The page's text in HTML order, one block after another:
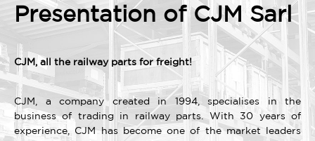
Presentation of CJM Sarl
CJM, all the railway parts for freight!
CJM, a company created in 1994, specialises in the
business of trading in railway parts. With 30 years of
experience, CJM has become one of the market leaders